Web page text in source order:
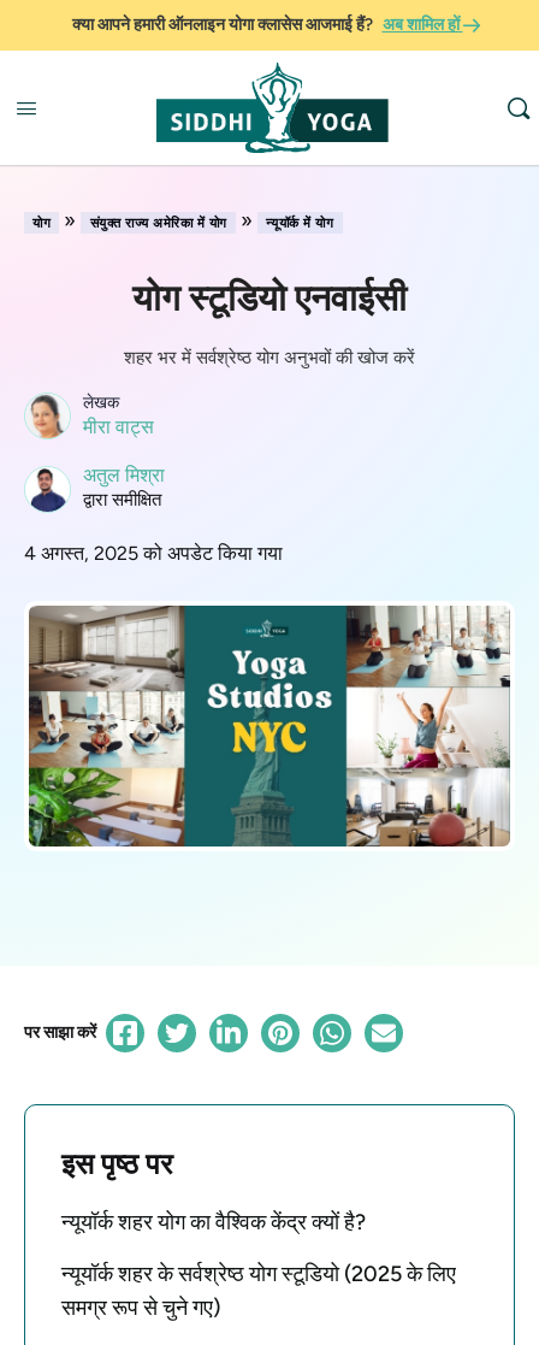
क्या आपने हमारी ऑनलाइन योगा क्लासेस आजमाई हैं? अब शामिल हों
योग » संयुक्त राज्य अमेरिका में योग » न्यूयॉर्क में योग
योग स्टूडियो एनवाईसी
शहर भर में सर्वश्रेष्ठ योग अनुभवों की खोज करें
लेखक
मीरा वाट्स
अतुल मिश्रा
द्वारा समीक्षित
4 अगस्त, 2025 को अपडेट किया गया
पर साझा करें
इस पृष्ठ पर
न्यूयॉर्क शहर योग का वैश्विक केंद्र क्यों है?
न्यूयॉर्क शहर के सर्वश्रेष्ठ योग स्टूडियो (2025 के लिए
समग्र रूप से चुने गए)